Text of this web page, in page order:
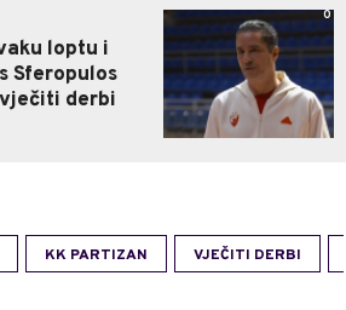
loptu i
Sferopulos
derbi
0
KK PARTIZAN VJEČITI DERBI